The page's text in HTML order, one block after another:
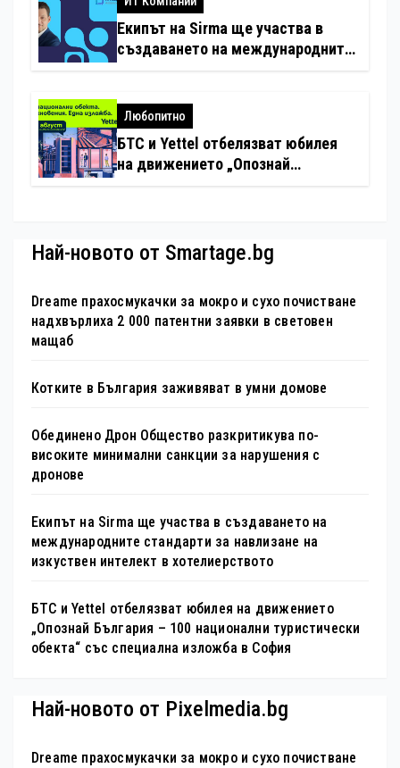
Екипът на Sirma ще участва в
създаването на международните
хотелиерството
Любопитно
БТС и Yettel отбелязват юбилея
на движението „Опознай
Най-новото от Smartage.bg
Dreame прахосмукачки за мокро и сухо почистване
надхвърлиха 2 000 патентни заявки в световен
мащаб
Котките в България заживяват в умни домове
Обединено Дрон Общество разкритикува по-
високите минимални санкции за нарушения с
дронове
Екипът на Sirma ще участва в създаването на
международните стандарти за навлизане на
изкуствен интелект в хотелиерството
БТС и Yettel отбелязват юбилея на движението
„Опознай България – 100 национални туристически
обекта“ със специална изложба в София
Най-новото от Pixelmedia.bg
Dreame прахосмукачки за мокро и сухо почистване